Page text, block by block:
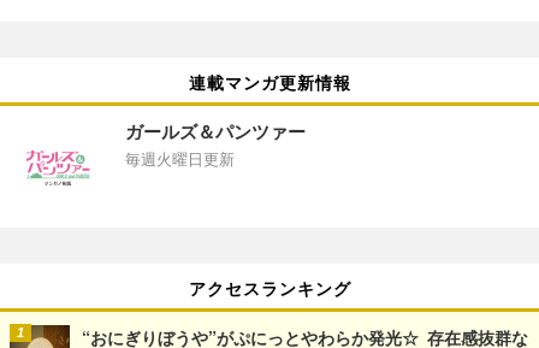
連載マンガ更新情報
ガールズ＆パンツァー
毎週火曜日更新
アクセスランキング
“おにぎりぼうや”がぷにっとやわらか発光☆ 存在感抜群な